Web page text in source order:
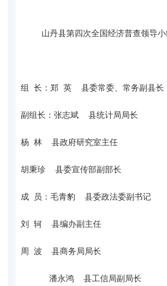
山丹县第四次全国经济普查领导
组 长：郑 英 县委常委、常务副县长
副组长：张志斌 县统计局局长
杨 林 县政府研究室主任
胡秉珍 县委宣传部副部长
成 员：毛青豹 县委政法委副书记
刘 轲 县编办副主任
周 波 县商务局局长
潘永鸿 县工信局副局长